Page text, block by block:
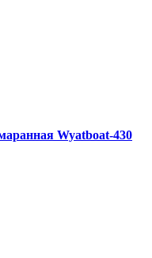
Wyatboat-430